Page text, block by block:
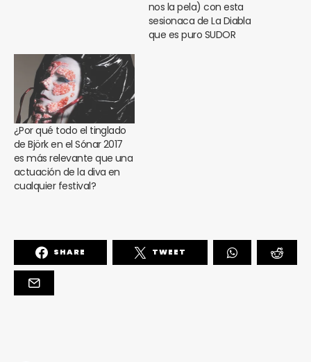
nos la pela) con esta
sesionaca de La Diabla
que es puro SUDOR
¿Por qué todo el tinglado
de Björk en el Sónar 2017
es más relevante que una
actuación de la diva en
cualquier festival?
SHARE TWEET